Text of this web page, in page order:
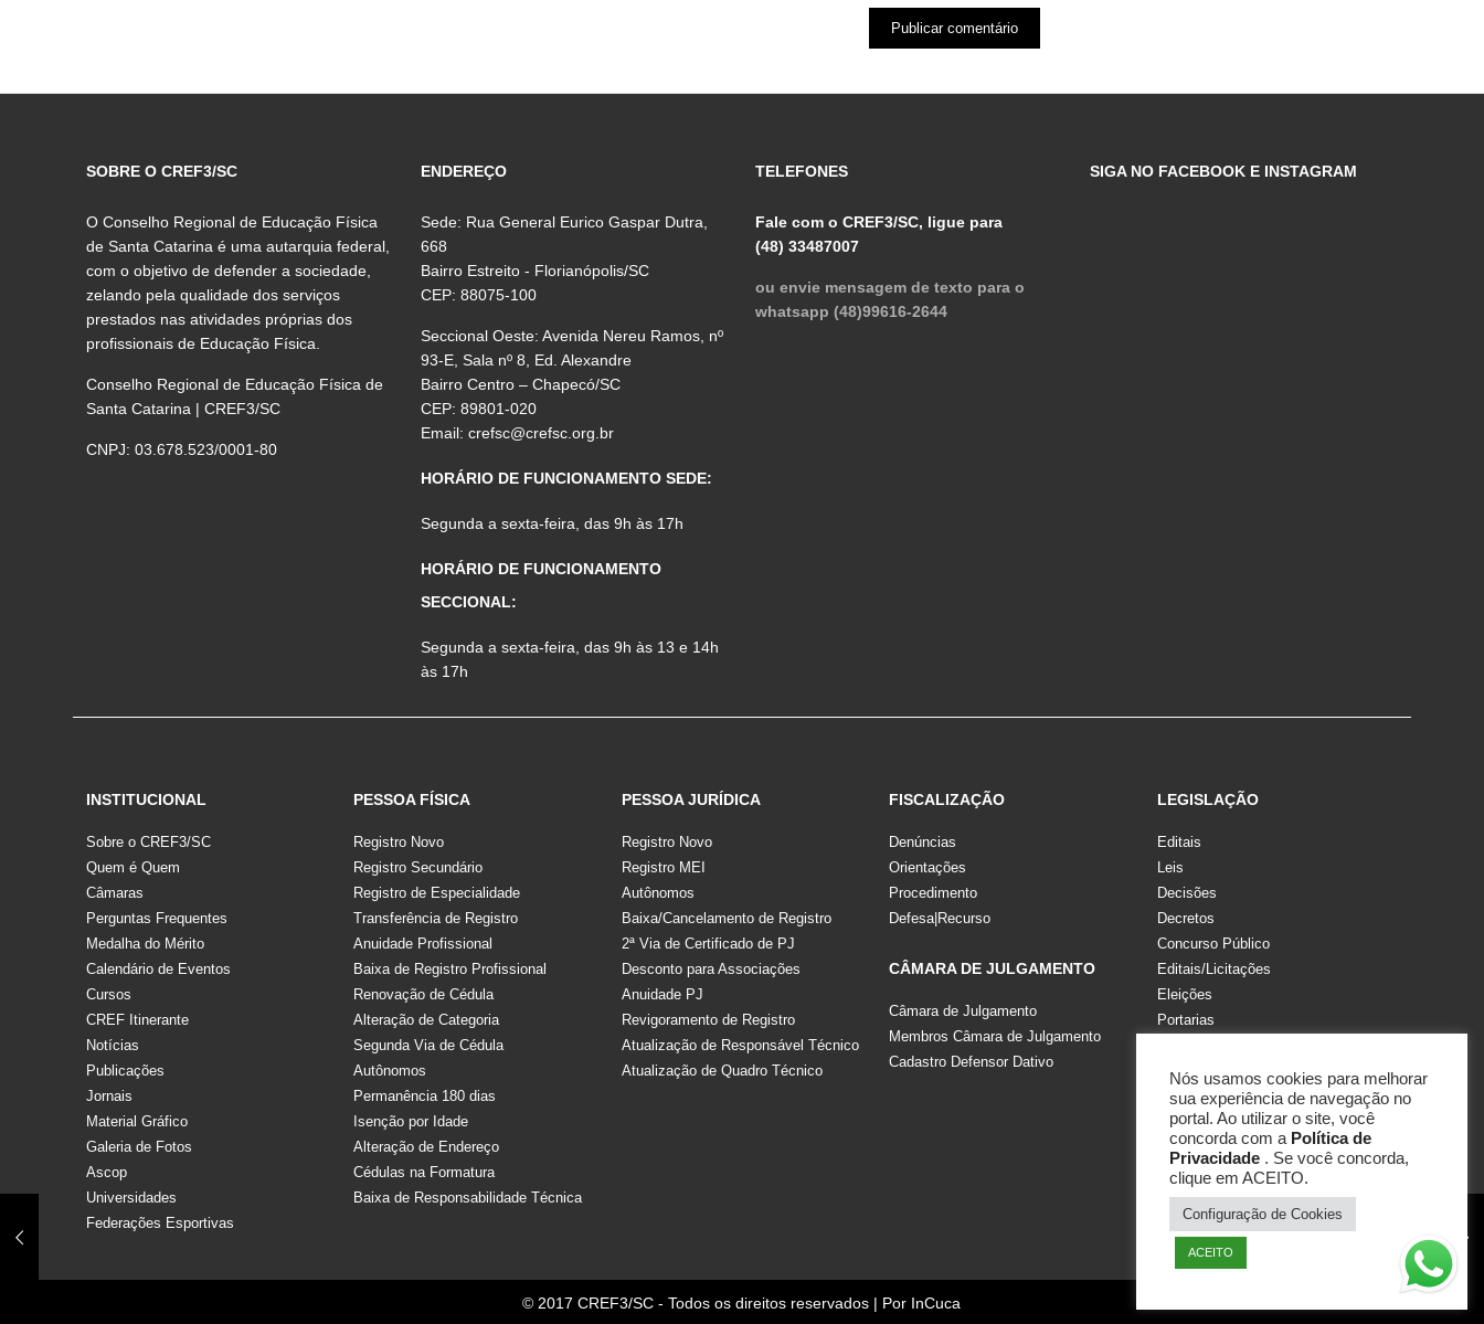
SOBRE O CREF3/SC
O Conselho Regional de Educação Física
de Santa Catarina é uma autarquia federal,
com o objetivo de defender a sociedade,
zelando pela qualidade dos serviços
prestados nas atividades próprias dos
profissionais de Educação Física.
Conselho Regional de Educação Física de
Santa Catarina | CREF3/SC
CNPJ: 03.678.523/0001-80
ENDEREÇO
Sede: Rua General Eurico Gaspar Dutra,
668
Bairro Estreito - Florianópolis/SC
CEP: 88075-100
Seccional Oeste: Avenida Nereu Ramos, nº
93-E, Sala nº 8, Ed. Alexandre
Bairro Centro – Chapecó/SC
CEP: 89801-020
Email:crefsc@crefsc.org.br
HORÁRIO DE FUNCIONAMENTO SEDE:
Segunda a sexta-feira, das 9h às 17h
HORÁRIO DE FUNCIONAMENTO
SECCIONAL:
Segunda a sexta-feira, das 9h às 13 e 14h
às 17h
TELEFONES
Fale com o CREF3/SC, ligue para
(48) 33487007
ou envie mensagem de texto para o
whatsapp (48)99616-2644
SIGA NO FACEBOOK E INSTAGRAM
INSTITUCIONAL
Sobre o CREF3/SC
Quem é Quem
Câmaras
Perguntas Frequentes
Medalha do Mérito
Calendário de Eventos
Cursos
CREF Itinerante
Notícias
Publicações
Jornais
Material Gráfico
Galeria de Fotos
Ascop
Universidades
Federações Esportivas
PESSOA FÍSICA
Registro Novo
Registro Secundário
Registro de Especialidade
Transferência de Registro
Anuidade Profissional
Baixa de Registro Profissional
Renovação de Cédula
Alteração de Categoria
Segunda Via de Cédula
Autônomos
Permanência 180 dias
Isenção por Idade
Alteração de Endereço
Cédulas na Formatura
Baixa de Responsabilidade Técnica
PESSOA JURÍDICA
Registro Novo
Registro MEI
Autônomos
Baixa/Cancelamento de Registro
2ª Via de Certificado de PJ
Desconto para Associações
Anuidade PJ
Revigoramento de Registro
Atualização de Responsável Técnico
Atualização de Quadro Técnico
FISCALIZAÇÃO
Denúncias
Orientações
Procedimento
Defesa|Recurso
CÂMARA DE JULGAMENTO
Câmara de Julgamento
Membros Câmara de Julgamento
Cadastro Defensor Dativo
LEGISLAÇÃO
Editais
Leis
Decisões
Decretos
Concurso Público
Editais/Licitações
Eleições
Portarias
Resoluções
© 2017 CREF3/SC - Todos os direitos reservados | Por InCuca
Nós usamos cookies para melhorar
sua experiência de navegação no
portal. Ao utilizar o site, você
concorda com a Política de
Privacidade . Se você concorda,
clique em ACEITO.
Configuração de Cookies
ACEITO